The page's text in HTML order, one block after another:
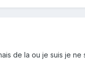
de la ou je suis je